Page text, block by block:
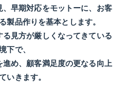
、早期対応をモットーに、お客
製品作りを基本とします。
見方が厳しくなってきている
下で、
め、顧客満足度の更なる向上
いきます。